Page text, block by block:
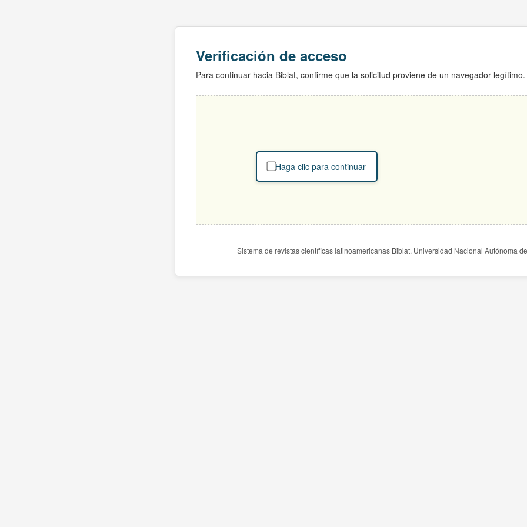
Verificación de acceso
Para continuar hacia Biblat, confirme que la solicitud proviene de un navegador legítimo.
Haga clic para continuar
Sistema de revistas científicas latinoamericanas Biblat. Universidad Nacional Autónoma